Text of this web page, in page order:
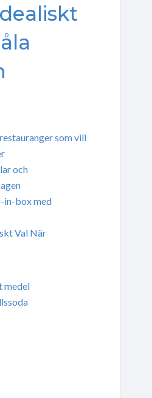
som vill
och
in-box med
Val När
medel